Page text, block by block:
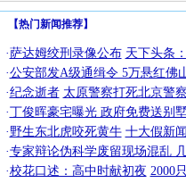
【热门新闻推荐】
·萨达姆绞刑录像公布 天下头条
·公安部发A级通缉令 5万悬红佛
·纪念逝者 太原警察打死北京警
·丁俊晖豪宅曝光 政府免费送别
·野生东北虎咬死黄牛 十大假新
·专家辩论伪科学废留现场混乱
·校花口述：高中时献初夜 2000